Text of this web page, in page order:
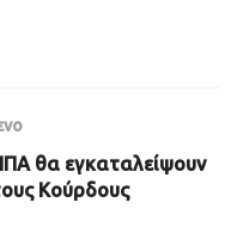
θα εγκαταλείψουν
Κούρδους